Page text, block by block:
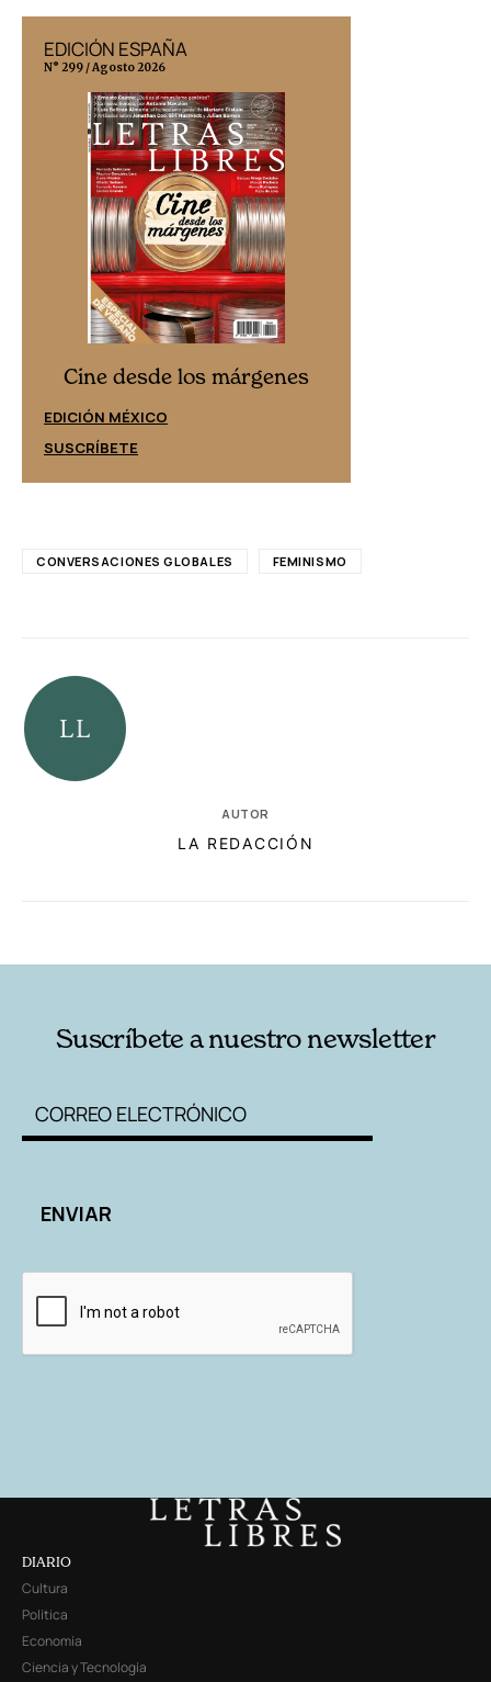
EDICIÓN ESPAÑA
N° 299 / Agosto 2026
Cine desde los márgenes
EDICIÓN MÉXICO
SUSCRÍBETE
CONVERSACIONES GLOBALES FEMINISMO
AUTOR
LA REDACCIÓN
Suscríbete a nuestro newsletter
DIARIO
Cultura
Política
Economía
Ciencia y Tecnología